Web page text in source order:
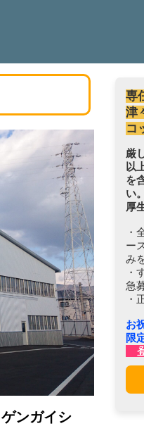
ンガイシ
専
津
コ
厳
以
を
い。
厚
・
ー
み
・
急
・
お
限